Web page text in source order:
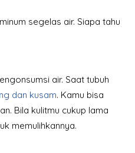
segelas air. Siapa tahu
air. Saat tubuh
dan kusam. Kamu bisa
Bila kulitmu cukup lama
memulihkannya.